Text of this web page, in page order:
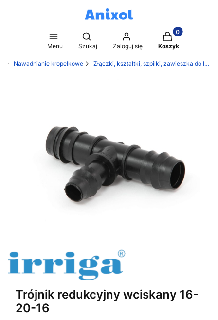
Menu
Otwórz wyszukiwarkę
Szukaj Zaloguj się
Produkty w
Koszyk
Nawadnianie kropelkowe Złączki, kształtki, szpilki, zawieszka do linii kroplującej
Trójnik redukcyjny wciskany 16-
20-16